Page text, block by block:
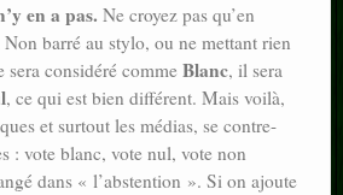
en a pas. Ne croyez pas qu’en
barré au stylo, ou ne mettant rien
considéré comme Blanc, il sera
, ce qui est bien différent. Mais voilà,
et surtout les médias, se contre-
: vote blanc, vote nul, vote non
dans « l’abstention ». Si on ajoute